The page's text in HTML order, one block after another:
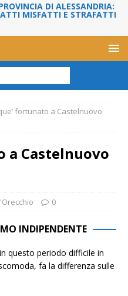
DI ALESSANDRIA:
MISFATTI E STRAFATTI
fortunato a Castelnuovo
a Castelnuovo
0
INDIPENDENTE
questo periodo difficile in
fa la differenza sulle